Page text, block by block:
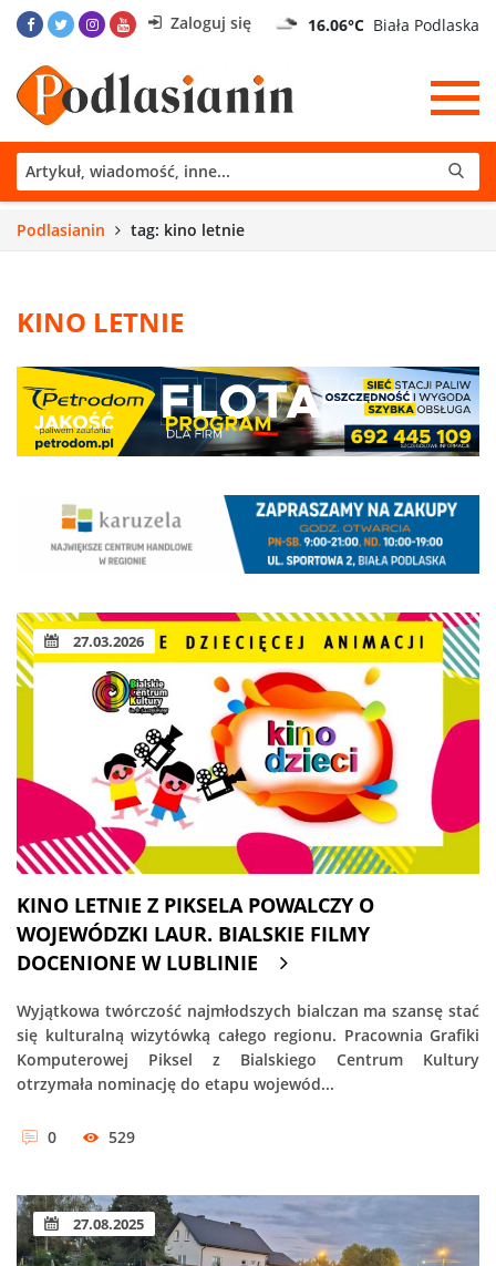
Zaloguj się 16.06°C Biała Podlaska
Podlasianin tag: kino letnie
KINO LETNIE
27.03.2026
KINO LETNIE Z PIKSELA POWALCZY O
WOJEWÓDZKI LAUR. BIALSKIE FILMY
DOCENIONE W LUBLINIE
Wyjątkowa twórczość najmłodszych bialczan ma szansę stać
się kulturalną wizytówką całego regionu. Pracownia Grafiki
Komputerowej Piksel z Bialskiego Centrum Kultury
otrzymała nominację do etapu wojewód...
0 529
27.08.2025